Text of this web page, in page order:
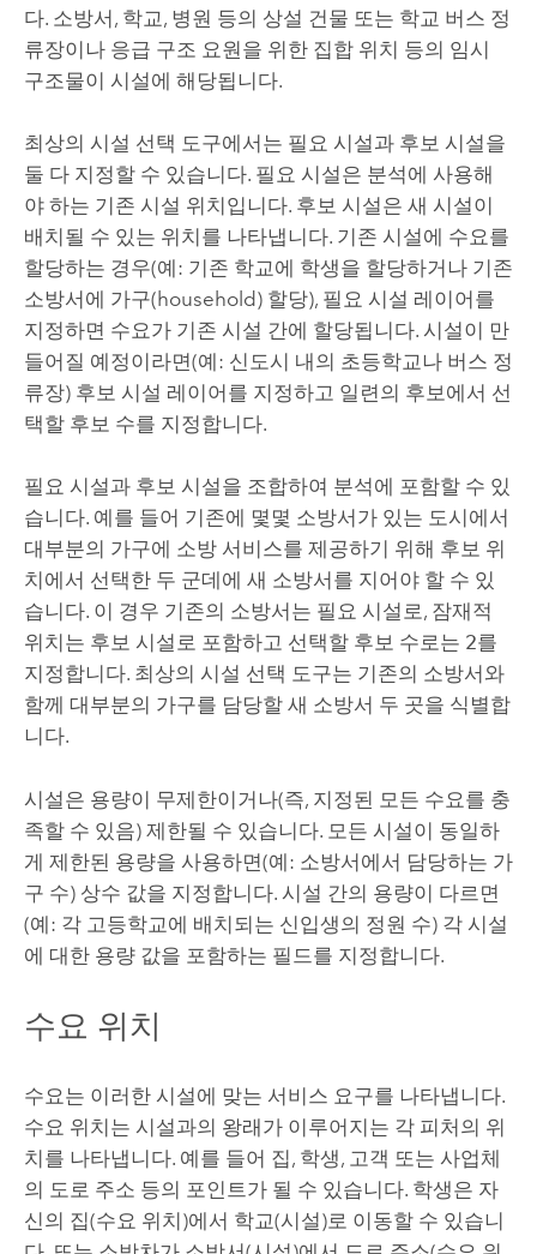
다. 소방서, 학교, 병원 등의 상설 건물 또는 학교 버스 정
류장이나 응급 구조 요원을 위한 집합 위치 등의 임시
구조물이 시설에 해당됩니다.
최상의 시설 선택 도구에서는 필요 시설과 후보 시설을
둘 다 지정할 수 있습니다. 필요 시설은 분석에 사용해
야 하는 기존 시설 위치입니다. 후보 시설은 새 시설이
배치될 수 있는 위치를 나타냅니다. 기존 시설에 수요를
할당하는 경우(예: 기존 학교에 학생을 할당하거나 기존
소방서에 가구(household) 할당), 필요 시설 레이어를
지정하면 수요가 기존 시설 간에 할당됩니다. 시설이 만
들어질 예정이라면(예: 신도시 내의 초등학교나 버스 정
류장) 후보 시설 레이어를 지정하고 일련의 후보에서 선
택할 후보 수를 지정합니다.
필요 시설과 후보 시설을 조합하여 분석에 포함할 수 있
습니다. 예를 들어 기존에 몇몇 소방서가 있는 도시에서
대부분의 가구에 소방 서비스를 제공하기 위해 후보 위
치에서 선택한 두 군데에 새 소방서를 지어야 할 수 있
습니다. 이 경우 기존의 소방서는 필요 시설로, 잠재적
위치는 후보 시설로 포함하고 선택할 후보 수로는 2를
지정합니다. 최상의 시설 선택 도구는 기존의 소방서와
함께 대부분의 가구를 담당할 새 소방서 두 곳을 식별합
니다.
시설은 용량이 무제한이거나(즉, 지정된 모든 수요를 충
족할 수 있음) 제한될 수 있습니다. 모든 시설이 동일하
게 제한된 용량을 사용하면(예: 소방서에서 담당하는 가
구 수) 상수 값을 지정합니다. 시설 간의 용량이 다르면
(예: 각 고등학교에 배치되는 신입생의 정원 수) 각 시설
에 대한 용량 값을 포함하는 필드를 지정합니다.
수요 위치
수요는 이러한 시설에 맞는 서비스 요구를 나타냅니다.
수요 위치는 시설과의 왕래가 이루어지는 각 피처의 위
치를 나타냅니다. 예를 들어 집, 학생, 고객 또는 사업체
의 도로 주소 등의 포인트가 될 수 있습니다. 학생은 자
신의 집(수요 위치)에서 학교(시설)로 이동할 수 있습니